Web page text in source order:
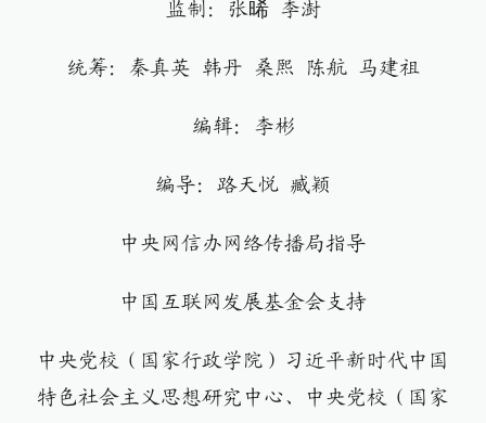
监制：张晞 李澍
统筹：秦真英 韩丹 桑熙 陈航 马建祖
编辑：李彬
编导：路天悦 臧颖
中央网信办网络传播局指导
中国互联网发展基金会支持
中央党校（国家行政学院）习近平新时代中国
特色社会主义思想研究中心、中央党校（国家